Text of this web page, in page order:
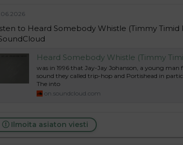
to Heard Somebody Whistle (Timmy Timid
Heard Somebody Whistle (Timmy
was in 1996 that Jay-Jay Johanson, a young
sound they called trip-hop and Portishead in
The into
on.soundcloud.com
Ilmoita asiaton viesti